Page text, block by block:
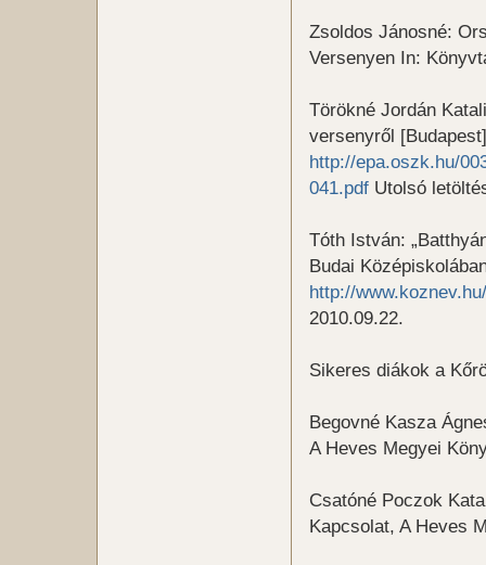
Zsoldos Jánosné:
Versenyen In:
Törökné Jordán
versenyről
http://epa.oszk.hu/
041.pdf Utolsó
Tóth István:
Budai
http://
2010.09.22.
Sikeres diákok a
Begovné Kasza
A Heves Megyei
Csatóné Poczok
Kapcsolat, A Heves